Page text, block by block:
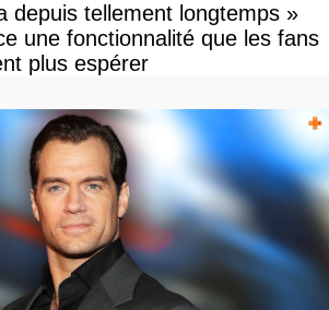
depuis tellement longtemps »
une fonctionnalité que les fans
plus espérer